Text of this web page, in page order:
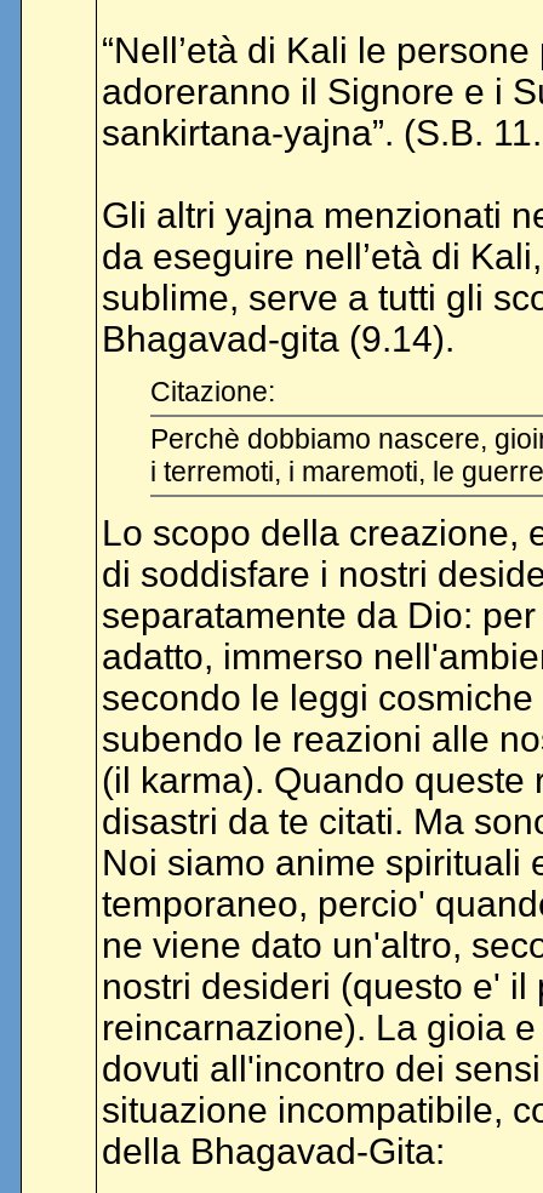
“Nell’età di Kali le
adoreranno il Signore e i
sankirtana-yajna”. (S.B.
Gli altri yajna menzionati
da eseguire nell’età di
sublime, serve a tutti gli
Bhagavad-gita (9.14).
Citazione:
Perchè dobbiamo nascere,
i terremoti, i maremoti, le
Lo scopo della creazione,
di soddisfare i nostri
separatamente da Dio:
adatto, immerso
secondo le leggi
subendo le reazioni alle
(il karma). Quando
disastri da te citati. Ma
Noi siamo anime spirituali
temporaneo, percio'
ne viene dato un'altro,
nostri desideri (questo e'
reincarnazione). La gioia
dovuti all'incontro dei
situazione incompatibile,
della Bhagavad-Gita: